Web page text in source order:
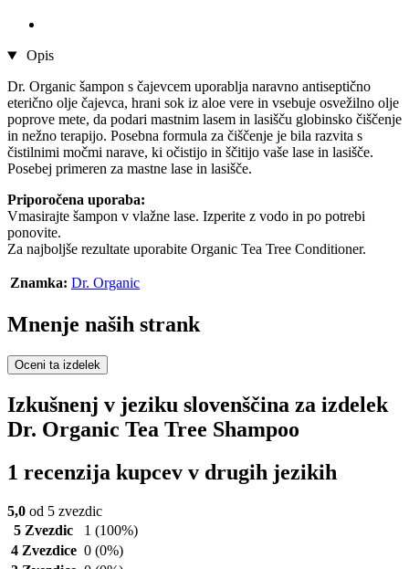
Opis
Dr. Organic šampon s čajevcem uporablja naravno antiseptično
eterično olje čajevca, hrani sok iz aloe vere in vsebuje osvežilno olje
poprove mete, da podari mastnim lasem in lasišču globinsko čiščenje
in nežno terapijo. Posebna formula za čiščenje je bila razvita s
čistilnimi močmi narave, ki očistijo in ščitijo vaše lase in lasišče.
Posebej primeren za mastne lase in lasišče.
Priporočena uporaba:
Vmasirajte šampon v vlažne lase. Izperite z vodo in po potrebi
ponovite.
Za najboljše rezultate uporabite Organic Tea Tree Conditioner.
Znamka: Dr. Organic
Mnenje naših strank
Oceni ta izdelek
Izkušnenj v jeziku slovenščina za izdelek
Dr. Organic Tea Tree Shampoo
1 recenzija kupcev v drugih jezikih
5,0 od 5 zvezdic
5 Zvezdic
1 (100%)
4 Zvezdice 0 (0%)